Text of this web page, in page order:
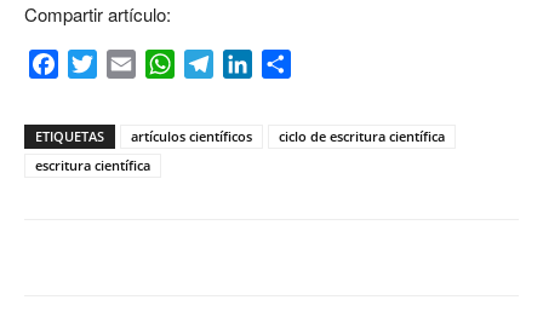
Compartir artículo:
FacebookTwitterEmail WhatsAppTelegramLinkedIn
ETIQUETAS artículos científicos
ciclo de escritura científica
escritura científica